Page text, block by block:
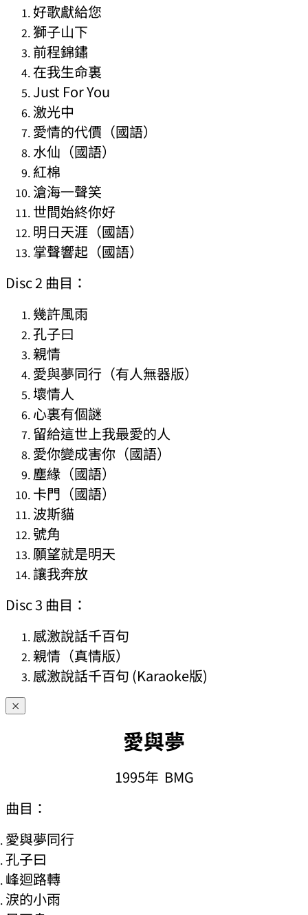
好歌獻給您
獅子山下
前程錦鏽
在我生命裏
Just For You
激光中
愛情的代價（國語）
水仙（國語）
紅棉
滄海一聲笑
世間始終你好
明日天涯（國語）
掌聲響起（國語）
Disc 2 曲目：
幾許風雨
孔子曰
親情
愛與夢同行（有人無器版）
壞情人
心裏有個謎
留給這世上我最愛的人
愛你變成害你（國語）
塵緣（國語）
卡門（國語）
波斯貓
號角
願望就是明天
讓我奔放
Disc 3 曲目：
感激說話千百句
親情（真情版）
感激說話千百句 (Karaoke版)
×
愛與夢
1995年 BMG
曲目：
愛與夢同行
孔子曰
峰迴路轉
淚的小雨